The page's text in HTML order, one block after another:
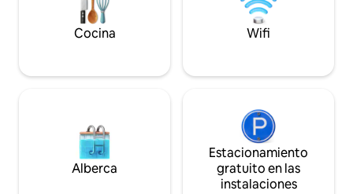
al jardín o a la montaña. Playa tranquila y
relajante. Hay un servicio de masaje
playa de Sai Ree.
Cocina Wifi
Alberca
Estacionamiento
gratuito en las
instalaciones